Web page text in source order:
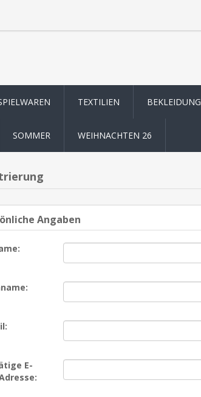
TEXTILIEN BEKLEIDUNG
SOMMER WEIHNACHTEN 26
Angaben
E-